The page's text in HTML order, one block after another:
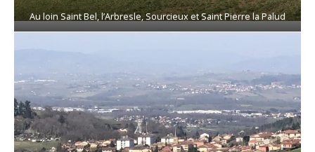
Au loin Saint Bel, l’Arbresle, Sourcieux et Saint Pierre la Palud